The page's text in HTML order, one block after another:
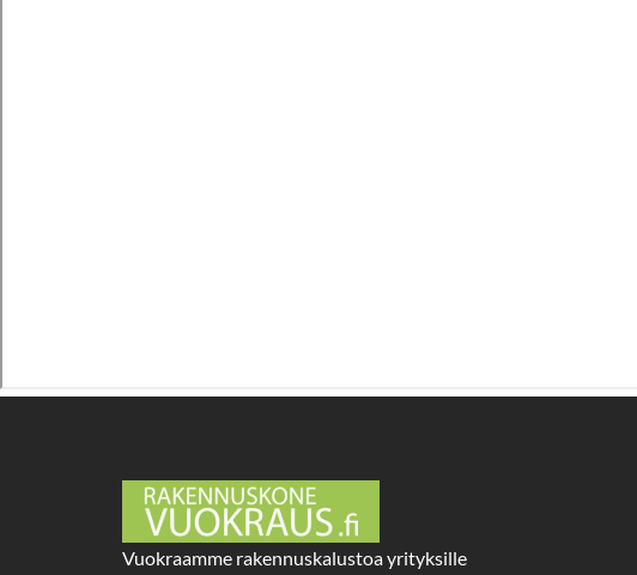
Vuokraamme rakennuskalustoa yrityksille